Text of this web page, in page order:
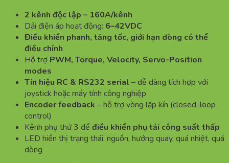
2 kênh độc lập – 160A/kênh
Dải điện áp hoạt động: 6–42VDC
Điều khiển phanh, tăng tốc, giới hạn dòng có thể
điều chỉnh
Hỗ trợ PWM, Torque, Velocity, Servo-Position
modes
Tín hiệu RC & RS232 serial – dễ dàng tích hợp với
joystick hoặc máy tính công nghiệp
Encoder feedback – hỗ trợ vòng lặp kín (closed-loop
control)
Kênh phụ thứ 3 để điều khiển phụ tải công suất thấp
LED hiển thị trạng thái: nguồn, hướng quay, quá nhiệt, quá
dòng